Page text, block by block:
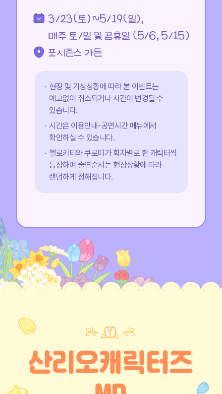
3/23(토)~5/19(일),
매주 토/일 및 공휴일 (5/6, 5/15)
포시즌스 가든
현장 및 기상상황에 따라 본 이벤트는
예고없이 취소되거나 시간이 변경될 수
있습니다.
시간은 이용안내-공연시간 메뉴에서
확인하실 수 있습니다.
헬로키티와 쿠로미가 회차별로 한 캐릭터씩
등장하며 출연순서는 현장상황에 따라
랜덤하게 정해집니다.
*매일 선착순 한정수량 판매
3/22(금)~6/16(일)
*진행 일정은 변경될 수 있습니다.
구매
로즈기프트 미션진행 포시즌스 가든
본체험은 유료 상품으로 지정 매장에서
해당 상품을 구매하신 후 미션 참여가
가능합니다.
*자세한 내용은 현장 QR코드 확인
*진행 일정은 변경될 수 있습니다.
포시즌스 가든
현장 및 시스템 상황에 따라 본 이벤트는
예고없이 취소되거나 변경될 수 있습니다.